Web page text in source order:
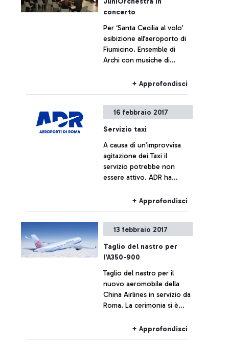
concerto
Per ‘Santa Cecilia al volo’
esibizione all’aeroporto di
Fiumicino. Ensemble di
Archi con musiche di
+ Approfondisci
16 febbraio 2017
Servizio taxi
A causa di un’improvvisa
agitazione dei Taxi il
servizio potrebbe non
essere attivo. ADR ha
gratuito di navetta
sostitutiva per i passeggeri
verso Roma Centro.
+ Approfondisci
13 febbraio 2017
Taglio del nastro per
l'A350-900
Taglio del nastro per il
nuovo aeromobile della
China Airlines in servizio da
Roma. La cerimonia si è
nuova area di imbarco E per
i voli extra-Schengen.
+ Approfondisci